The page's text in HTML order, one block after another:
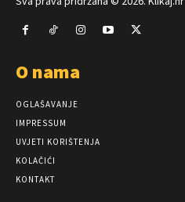
O nama
OGLAŠAVANJE
IMPRESSUM
UVJETI KORIŠTENJA
KOLAČIĆI
KONTAKT